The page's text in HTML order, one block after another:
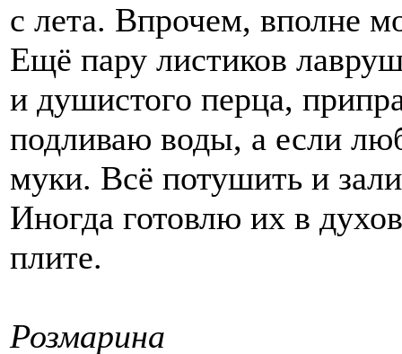
с лета. Впрочем, вполне
Ещё пару листиков
и душистого перца,
подливаю воды, а если
муки. Всё потушить и
Иногда готовлю их в
плите.
Розмарина